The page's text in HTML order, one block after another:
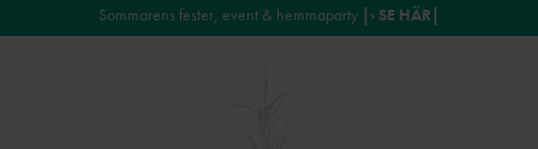
Sommarens fester, event & hemmaparty |› SE HÄR|